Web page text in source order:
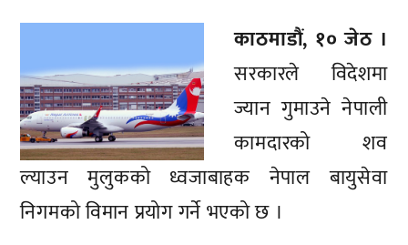
काठमाडौं, १० जेठ ।
सरकारले विदेशमा
ज्यान गुमाउने नेपाली
कामदारको शव
ल्याउन मुलुकको ध्वजाबाहक नेपाल बायुसेवा
निगमको विमान प्रयोग गर्ने भएको छ ।